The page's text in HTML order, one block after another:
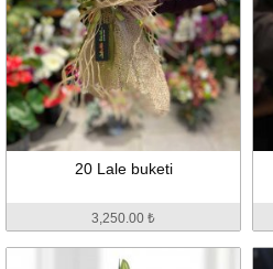
20 Lale buketi
3,250.00 ₺